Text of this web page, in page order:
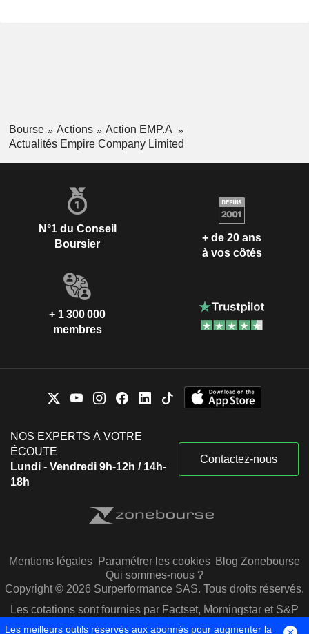
Bourse Actions
Action EMP.A
Actualités Empire Company Limited
N°1 du Conseil
Boursier
+ de 20 ans
à vos côtés
+ 1 300 000
membres
NOS EXPERTS À VOTRE
ÉCOUTE
Lundi - Vendredi 9h-12h / 14h-
18h
Contactez-nous
Mentions légales Paramétrer les cookies Blog Zonebourse
Qui sommes-nous ?
Copyright © 2026 Surperformance SAS. Tous droits réservés.
Les cotations sont fournies par Factset, Morningstar et S&P
Capital IQ
Les meilleurs outils réservés aux abonnés pour augmenter la